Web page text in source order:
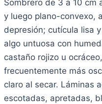
Sombrero de 3 a 10 cm
y luego plano-convexo,
depresión; cutícula lisa
algo untuosa con
castaño rojizo u
frecuentemente más
claro al secar. Láminas
escotadas, apretadas,